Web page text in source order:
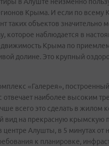
Крыма. И если по всему
таких объектов
наблюдается в
Крыма по
долине. Это крупный
«Галерея»,
наиболее высоким
всего это сделать в жилом
вид на прекрасную крымскую
Алушты, в 5 минутах от
к планировке,